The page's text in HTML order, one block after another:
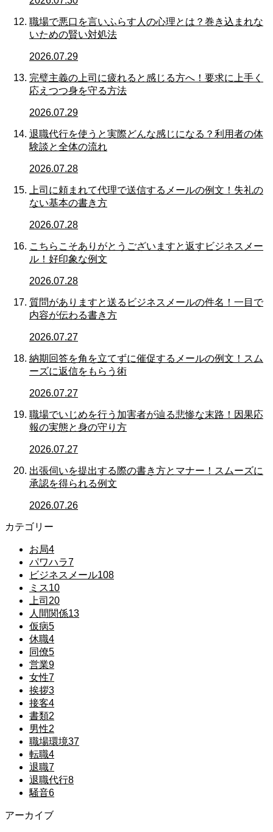
職場で悪口を言いふらす人の心理とは？巻き込まれな
いための賢い対処法
2026.07.29
完璧主義の上司に疲れると感じる方へ！要求に上手く
応えつつ身を守る方法
2026.07.29
退職代行を使うと実際どんな感じになる？利用者の体
験談と全体の流れ
2026.07.28
上司に頼まれて代理で送信するメールの例文！失礼の
ない基本の書き方
2026.07.28
こちらこそありがとうございますと返すビジネスメー
ル！好印象な例文
2026.07.28
質問がありますと送るビジネスメールの件名！一目で
内容が伝わる書き方
2026.07.27
納期回答を角を立てずに催促するメールの例文！スム
ーズに返信をもらう術
2026.07.27
職場でいじめを行う加害者が辿る悲惨な末路！因果応
報の実態と身の守り方
2026.07.27
出張伺いを提出する際の書き方とマナー！スムーズに
承認を得られる例文
2026.07.26
カテゴリー
お局4
パワハラ7
ビジネスメール108
ミス10
上司 20
人間関係13
仮病5
休職4
同僚5
営業9
女性7
挨拶3
接客4
書類2
男性2
職場環境37
転職4
退職7
退職代行8
騒音6
アーカイブ